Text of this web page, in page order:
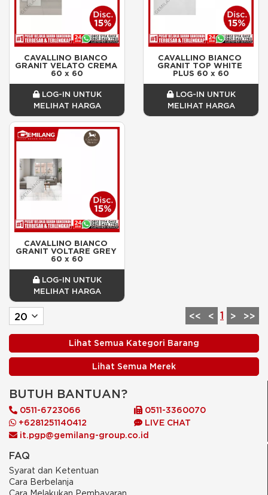
CAVALLINO BIANCO
GRANIT VELATO CREMA
60 x 60
LOG-IN UNTUK
MELIHAT HARGA
CAVALLINO BIANCO
GRANIT TOP WHITE
PLUS 60 x 60
LOG-IN UNTUK
MELIHAT HARGA
CAVALLINO BIANCO
GRANIT VOLTARE GREY
60 x 60
LOG-IN UNTUK
MELIHAT HARGA
<< < 1 > >>
Lihat Semua Kategori Barang
Lihat Semua Merek
BUTUH BANTUAN?
0511-6723066
0511-3360070
+6281251140412
LIVE CHAT
it.pgp@gemilang-group.co.id
FAQ
Syarat dan Ketentuan
Cara Berbelanja
Cara Melakukan Pembayaran